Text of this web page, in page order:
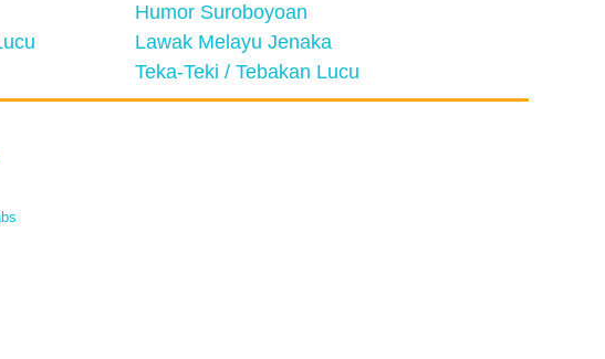
Humor Suroboyoan
Lawak Melayu Jenaka
Teka-Teki / Tebakan Lucu